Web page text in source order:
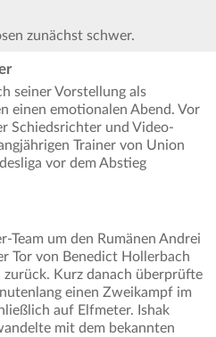
zunächst schwer.
seiner Vorstellung als
einen emotionalen Abend. Vor
Schiedsrichter und Video-
Trainer von Union
vor dem Abstieg
Team um den Rumänen Andrei
Tor von Benedict Hollerbach
Kurz danach überprüfte
einen Zweikampf im
auf Elfmeter. Ishak
mit dem bekannten